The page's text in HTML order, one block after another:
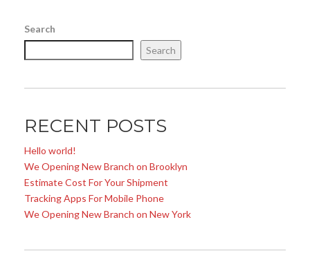
Search
Search
RECENT POSTS
Hello world!
We Opening New Branch on Brooklyn
Estimate Cost For Your Shipment
Tracking Apps For Mobile Phone
We Opening New Branch on New York